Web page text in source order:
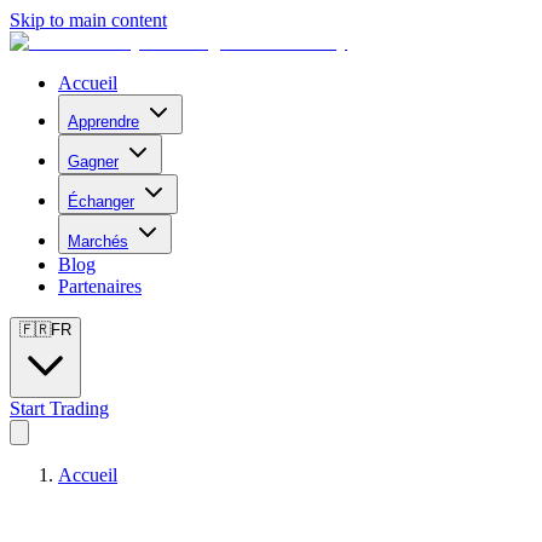
Skip to main content
Accueil
Apprendre
Gagner
Échanger
Marchés
Blog
Partenaires
🇫🇷FR
Start Trading
Accueil